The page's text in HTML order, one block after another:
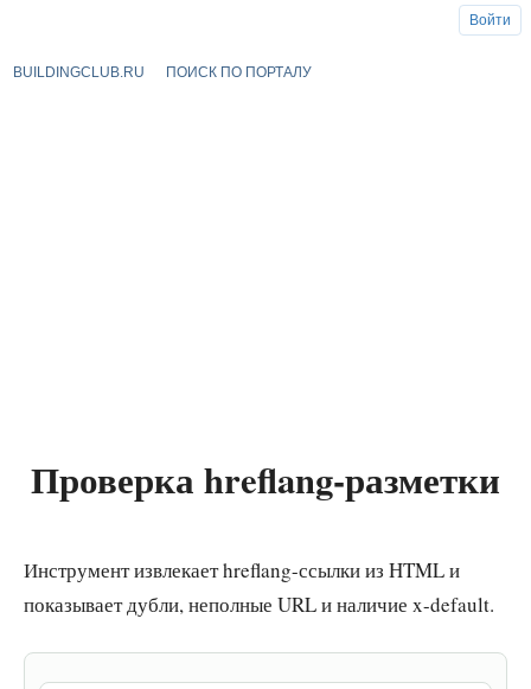
BUILDINGCLUB.RU ПОИСК ПО ПОРТАЛУ
Проверка hreflang-разметки
Инструмент извлекает hreflang-ссылки из HTML и
показывает дубли, неполные URL и наличие x-default.
Войти